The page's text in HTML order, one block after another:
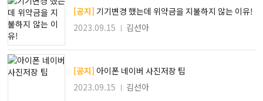
[공지] 기기변경 했는데 위약금을 지불하지 않는 이유!
2023.09.15
김선아
[공지] 아이폰 네이버 사진저장 팁
2023.09.15
김선아